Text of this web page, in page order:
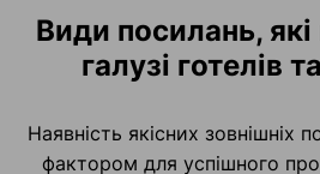
Види посилань,
галузі готелів
Наявність якісних зовнішніх
фактором для успішного